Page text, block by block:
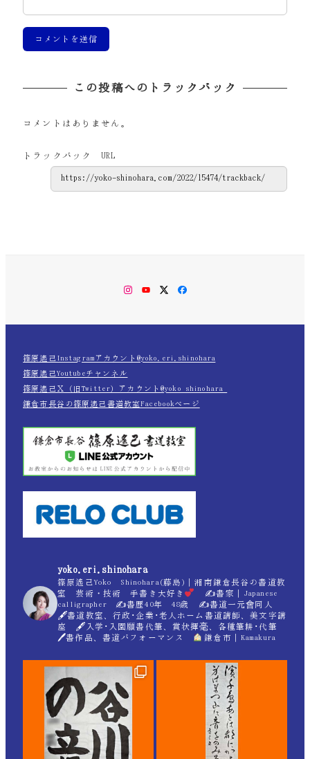
この投稿へのトラックバック
コメントはありません。
トラックバック URL
Instagram
YouTubeTwitterFacebook
篠原遙己Instagramアカウント@yoko.eri.shinohara
篠原遙己Youtubeチャンネル
篠原遙己Ｘ（旧Twitter）アカウント@yoko_shinohara_
鎌倉市長谷の篠原遙己書道教室Facebookページ
yoko.eri.shinohara
篠原遙己Yoko Shinohara(藤島)｜湘南鎌倉長谷の書道教
室 芸術・技術 手書き大好き
✍書家｜Japanese
calligrapher ✍書歴40年 48歳 ✍書道一元會同人
🖋書道教室、行政･企業･老人ホーム書道講師、美文字講
座 🖋入学･入園願書代筆、賞状揮毫、各種筆耕･代筆
🖊書作品、書道パフォーマンス
鎌倉市｜Kamakura